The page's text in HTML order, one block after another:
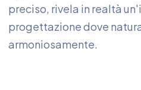
preciso, rivela in realtà
progettazione dove
armoniosamente.